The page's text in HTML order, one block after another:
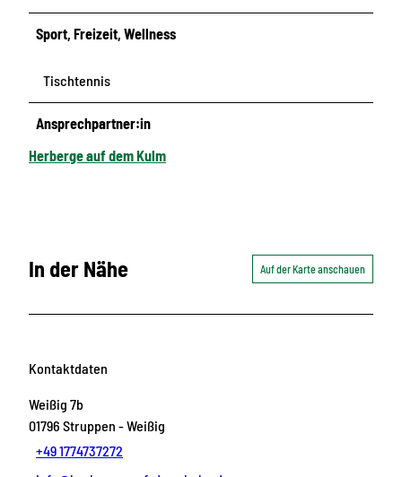
Sport, Freizeit, Wellness
Tischtennis
Ansprechpartner:in
Herberge auf dem Kulm
In der Nähe Auf der Karte anschauen
Kontaktdaten
Weißig 7b
01796 Struppen - Weißig
+49 1774737272